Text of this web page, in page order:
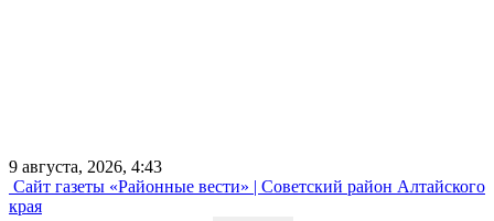
9 августа, 2026, 4:43
Сайт газеты «Районные вести» | Советский район Алтайского
края